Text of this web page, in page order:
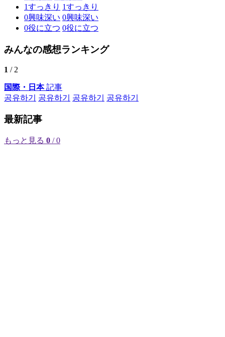
1すっきり 1すっきり
0興味深い 0興味深い
0役に立つ 0役に立つ
みんなの感想ランキング
1 / 2
国際・日本記事
공유하기
공유하기 공유하기 공유하기
最新記事
もっと見る 0 / 0